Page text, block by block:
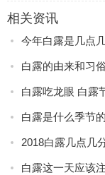
相关资讯
今年白露是几点
白露的由来和习
白露吃龙眼 白露
白露是什么季节
2018白露几点几
白露这一天应该